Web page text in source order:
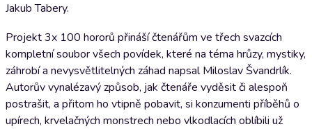
Jakub Tabery.
Projekt 3x 100 hororů přináší čtenářům ve třech svazcích
kompletní soubor všech povídek, které na téma hrůzy, mystiky,
záhrobí a nevysvětlitelných záhad napsal Miloslav Švandrlík.
Autorův vynalézavý způsob, jak čtenáře vyděsit či alespoň
postrašit, a přitom ho vtipně pobavit, si konzumenti příběhů o
upírech, krvelačných monstrech nebo vlkodlacích oblíbili už